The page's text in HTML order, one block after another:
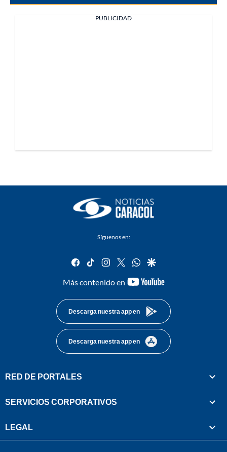
PUBLICIDAD
Síguenos en:
facebook
tiktok instagram
twitterwhatsapp
google
Más contenido en
youtube-
Descarga nuestra app en
Descarga nuestra app en
RED DE PORTALES
SERVICIOS CORPORATIVOS
LEGAL